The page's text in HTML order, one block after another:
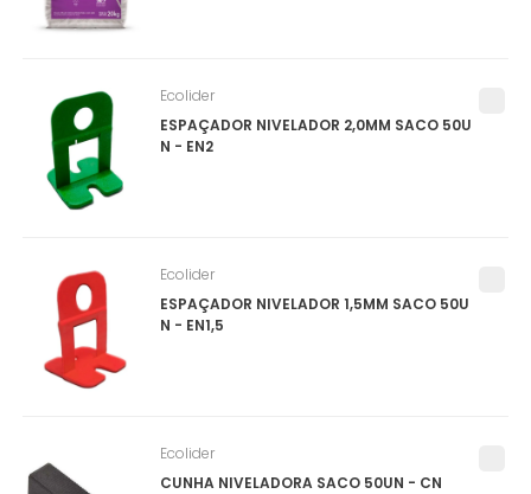
ESPAÇADOR NIVELADOR 2,0MM SACO 50U
N - EN2
Ecolider
ESPAÇADOR NIVELADOR 1,5MM SACO 50U
N - EN1,5
Ecolider
CUNHA NIVELADORA SACO 50UN - CN
Ecolider